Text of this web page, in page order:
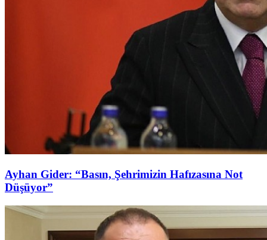
Ayhan Gider: “Basın, Şehrimizin Hafızasına Not
Düşüyor”